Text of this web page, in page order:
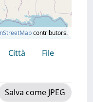
contributors.
Città
File
Salva come JPEG